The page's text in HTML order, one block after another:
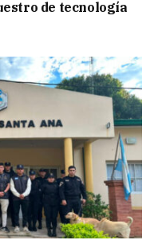
de tecnología